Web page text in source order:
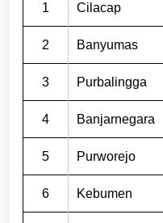
1 Cilacap
2 Banyumas
3 Purbalingga
4 Banjarnegara
5 Purworejo
6 Kebumen